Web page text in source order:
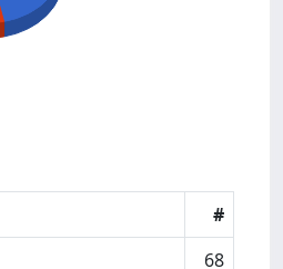
#
68